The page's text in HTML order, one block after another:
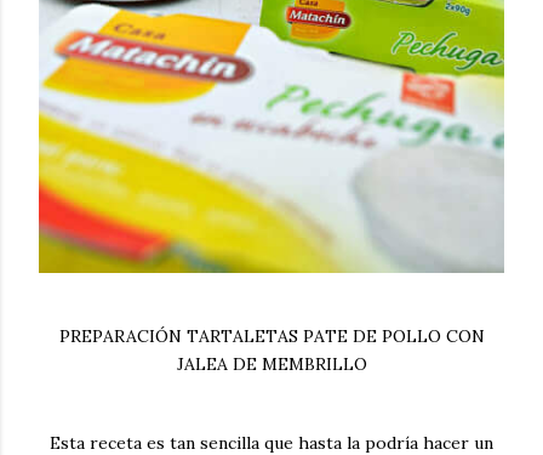
PREPARACIÓN TARTALETAS PATE DE POLLO CON
JALEA DE MEMBRILLO
Esta receta es tan sencilla que hasta la podría hacer un